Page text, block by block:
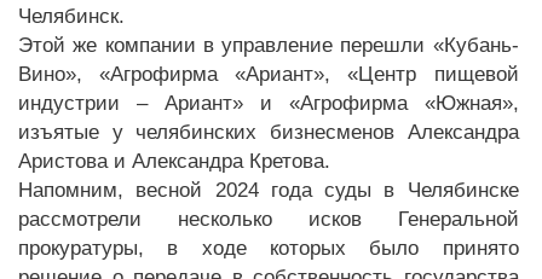
Челябинск.
Этой же компании в управление перешли «Кубань-
Вино», «Агрофирма «Ариант», «Центр пищевой
индустрии – Ариант» и «Агрофирма «Южная»,
изъятые у челябинских бизнесменов Александра
Аристова и Александра Кретова.
Напомним, весной 2024 года суды в Челябинске
рассмотрели несколько исков Генеральной
прокуратуры, в ходе которых было принято